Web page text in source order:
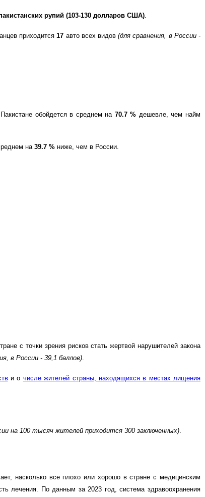
рупий (103-130 долларов США).
приходится17 авто всех видов(для сравнения, в России -
обойдется в среднем на 70.7% дешевле, чем найм
на 39.7 % ниже, чем в России.
с точки зрения рисков стать жертвой нарушителей закона
в России - 39,1 баллов).
и о числе жителей страны, находящихся в местах лищения
на 100 тысяч жителей приходится 300 заключенных).
насколько все плохо или хорошо в стране с медицинским
лечения. По данным за 2023 год, система здравоохранения